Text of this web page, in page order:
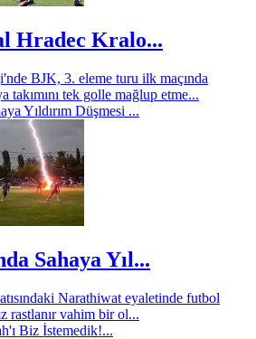
Hradec Kralo...
BJK, 3. eleme turu ilk maçında
takımını tek golle mağlup etme...
Yıldırım Düşmesi ...
Sahaya Yıl...
Narathiwat eyaletinde futbol
rastlanır vahim bir ol...
Biz İstemedik!...